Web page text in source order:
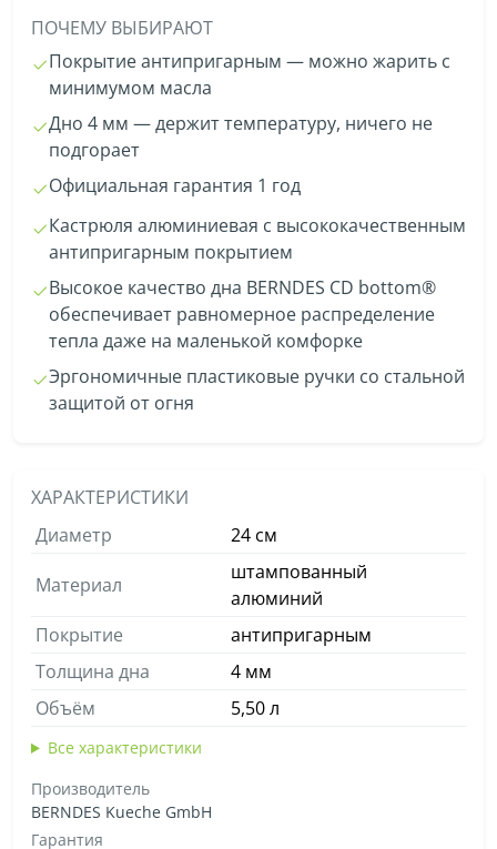
ПОЧЕМУ ВЫБИРАЮТ
Покрытие антипригарным — можно жарить с
минимумом масла
Дно 4 мм — держит температуру, ничего не
подгорает
Официальная гарантия 1 год
Кастрюля алюминиевая с высококачественным
антипригарным покрытием
Высокое качество дна BERNDES CD bottom®
обеспечивает равномерное распределение
тепла даже на маленькой комфорке
Эргономичные пластиковые ручки со стальной
защитой от огня
ХАРАКТЕРИСТИКИ
Диаметр
24 см
Материал
штампованный
алюминий
Покрытие
антипригарным
Толщина дна
4 мм
Объём
5,50 л
Все характеристики
Производитель
BERNDES Kueche GmbH
Гарантия